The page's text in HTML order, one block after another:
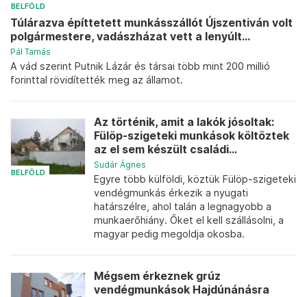
BELFÖLD
Túlárazva építtetett munkásszállót Újszentiván volt
polgármestere, vadászházat vett a lenyúlt...
Pál Tamás
A vád szerint Putnik Lázár és társai több mint 200 millió
forinttal rövidítették meg az államot.
BELFÖLD
Az történik, amit a lakók jósoltak:
Fülöp-szigeteki munkások költöztek
az el sem készült családi...
Sudár Ágnes
Egyre több külföldi, köztük Fülöp-szigeteki
vendégmunkás érkezik a nyugati
határszélre, ahol talán a legnagyobb a
munkaerőhiány. Őket el kell szállásolni, a
magyar pedig megoldja okosba.
Mégsem érkeznek grúz
vendégmunkások Hajdúnánásra